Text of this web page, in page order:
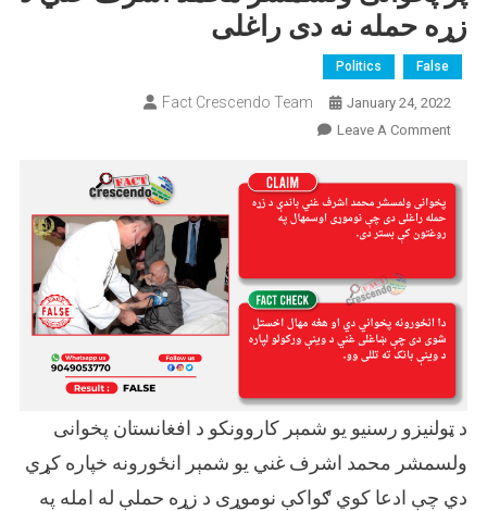
زړه حمله نه دی راغلی
False
Politics
January 24, 2022
Fact Crescendo Team
Leave A Comment
On
پخوانی
ولسمشر
محمد
غني
د
زړه
حمله
دی
راغلی
د ټولنیزو رسنیو یو شمېر کاروونکو د افغانستان پخوانی
ولسمشر محمد اشرف غني یو شمېر انځورونه خپاره کړي
دي چې ادعا کوي ګواکې نوموړی د زړه حملې له امله په